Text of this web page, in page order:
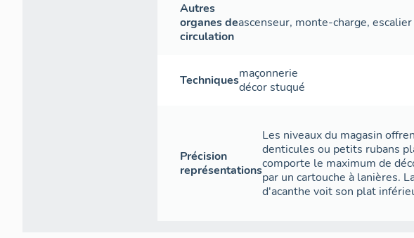
Autres
organes de
circulation
ascenseur, monte-charge,
Techniquesmaçonnerie
décor stuqué
Précision
représentations
Les niveaux du magasin
denticules ou petits rubans
comporte le maximum de
par un cartouche à lanières.
d'acanthe voit son plat